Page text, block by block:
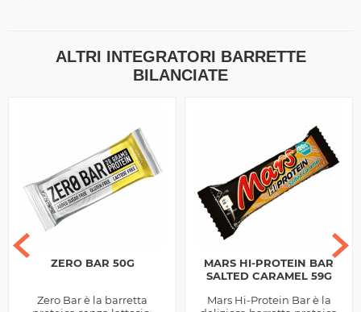
ALTRI INTEGRATORI BARRETTE
BILANCIATE
ZERO BAR 50G
Zero Bar è la barretta
MARS HI-PROTEIN BAR
SALTED CARAMEL 59G
Mars Hi-Protein Bar è la